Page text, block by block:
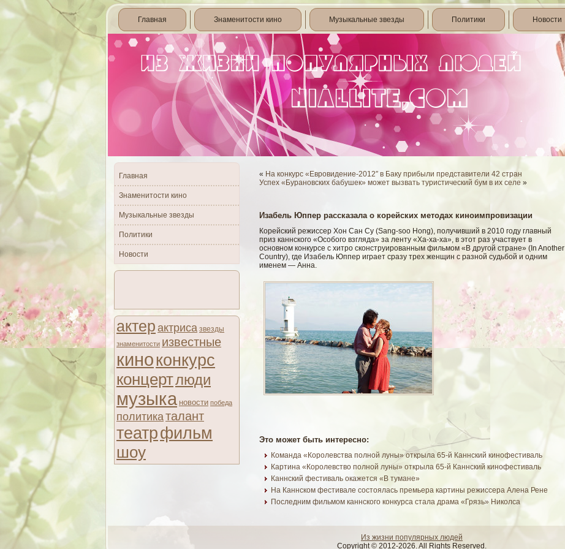
Главная Знаменитости кино Музыкальные звезды Политики Новости
Главная
Знаменитости кино
Музыкальные звезды
Политики
Новости
актер актриса звезды
знаменитости известные
киноконкурс
концертлюди
музыка новости победа
политикаталант
театрфильм
шоу
« На конкурс «Евровидение-2012″ в Баку прибыли представители 42 стран
Успех «Бурановских бабушек» может вызвать туристический бум в их селе »
Изабель Юппер рассказала о корейских методах киноимпровизации
Корейский режиссер Хон Сан Су (Sang-soo Hong), получивший в 2010 году главный
приз каннского «Особого взгляда» за ленту «Ха-ха-ха», в этот раз участвует в
основном конкурсе с хитро сконструированным фильмом «В другой стране» (In Another
Country), где Изабель Юппер играет сразу трех женщин с разной судьбой и одним
именем — Анна.
Это может быть интересно:
Команда «Королевства полной луны» открыла 65-й Каннский кинофестиваль
Картина «Королевство полной луны» открыла 65-й Каннский кинофестиваль
Каннский фестиваль окажется «В тумане»
На Каннском фестивале состоялась премьера картины режиссера Алена Рене
Последним фильмом каннского конкурса стала драма «Грязь» Николса
Из жизни популярных людей
Copyright © 2012-2026. All Rights Reserved.